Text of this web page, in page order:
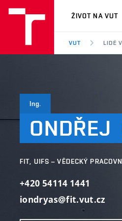
VUT
ŽIVOT NA VUT
VUT LIDÉ
Ing.
ONDŘEJ
FIT, UIFS – VĚDECKÝ
+420 54114 1441
iondryas@fit.vut.cz